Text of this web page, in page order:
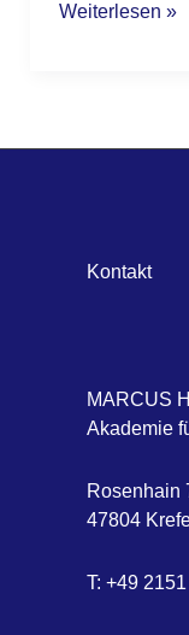
Weiterlesen »
Kontakt
MARCUS
Akademie
Rosenhain
47804
T: +49